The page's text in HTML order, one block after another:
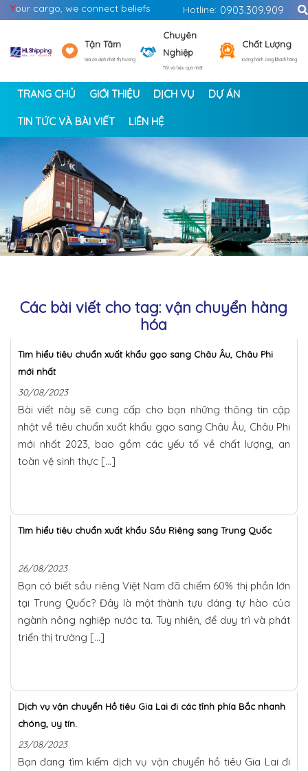
Your cargo, we connect beliefs Hotline: 0903.309.909
Tận Tâm
Giá ổn định nhất thị trường
Chuyên
Nghiệp
Tốt và hiệu quả nhất
Chất Lượng
Đồng hành cùng khách hàng
TRANG CHỦ GIỚI THIỆU DỊCH VỤ DỰ ÁN
TIN TỨC VÀ BÀI VIẾT LIÊN HỆ
< >
Các bài viết cho tag: vận chuyển hàng
hóa
Tìm hiểu tiêu chuẩn xuất khẩu gạo sang Châu Âu, Châu Phi
mới nhất
30/08/2023
Bài viết này sẽ cung cấp cho bạn những thông tin cập
nhật về tiêu chuẩn xuất khẩu gạo sang Châu Âu, Châu Phi
mới nhất 2023, bao gồm các yếu tố về chất lượng, an
toàn vệ sinh thực […]
Tìm hiểu tiêu chuẩn xuất khẩu Sầu Riêng sang Trung Quốc
26/08/2023
Bạn có biết sầu riêng Việt Nam đã chiếm 60% thị phần lớn
tại Trung Quốc? Đây là một thành tựu đáng tự hào của
ngành nông nghiệp nước ta. Tuy nhiên, để duy trì và phát
triển thị trường […]
Dịch vụ vận chuyển Hồ tiêu Gia Lai đi các tỉnh phía Bắc nhanh
chóng, uy tín.
23/08/2023
Bạn đang tìm kiếm dịch vụ vận chuyển hồ tiêu Gia Lai đi